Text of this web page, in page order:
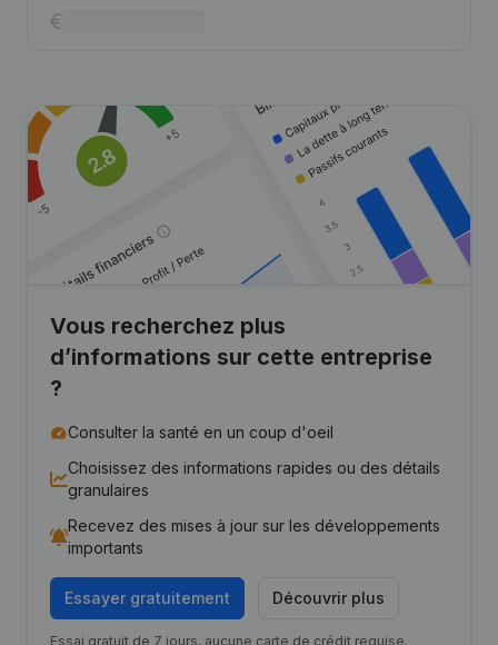
Vous recherchez plus
d’informations sur cette entreprise
?
Consulter la santé en un coup d'oeil
Choisissez des informations rapides ou des détails
granulaires
Recevez des mises à jour sur les développements
importants
Essayer gratuitement Découvrir plus
Essai gratuit de 7 jours, aucune carte de crédit requise.